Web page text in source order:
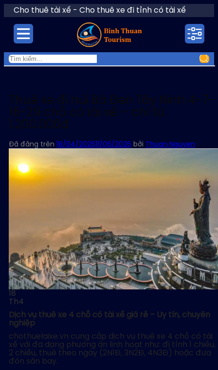
Chuyển
đến
nội
dung
Cho thuê tài xế - Cho thuê xe đi tỉnh có tài xế
Thuê xe đi núi Bà Đen Tây Ninh 4-7-
16-29 chỗ có tài xế – chỉ từ
1.200.000đ
Đã đăng trên 18/04/2026 11/06/2026 bởi Thuan Nguyen
18
Th4
Dịch vụ thuê xe 4 chỗ có tài xế giá rẻ – Uy tín, chuyên
nghiệp
chothuelaixe.vn cung cấp dịch vụ thuê xe 4 chỗ có tài
xế với đa dạng phương án linh hoạt như: đi tỉnh 1 chiều,
2 chiều, thuê theo ngày (2N1Đ, 3N2Đ, 4N3Đ) hoặc đưa
đón sân bay.